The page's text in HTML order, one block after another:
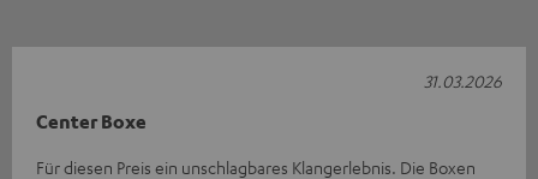
Center Boxe
Für diesen Preis ein unschlagbares Klangerlebnis. Die Boxen
31.03.2026